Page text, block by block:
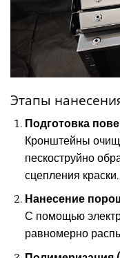
Этапы
Подготовка
Кронштейны
пескоструйно
сцепления краски.
Нанесение
С помощью
равномерно